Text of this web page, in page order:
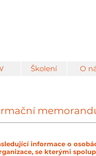
Školení O
informace o
se kterými